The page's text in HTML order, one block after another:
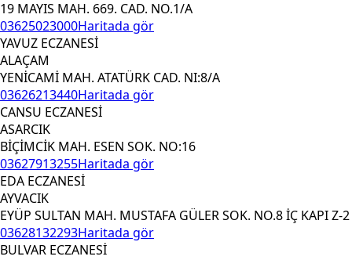
19 MAYIS MAH. 669. CAD. NO.1/A
03625023000Haritada gör
YAVUZ ECZANESİ
ALAÇAM
YENİCAMİ MAH. ATATÜRK CAD. NI:8/A
03626213440Haritada gör
CANSU ECZANESİ
ASARCIK
BİÇİMCİK MAH. ESEN SOK. NO:16
03627913255Haritada gör
EDA ECZANESİ
AYVACIK
EYÜP SULTAN MAH. MUSTAFA GÜLER SOK. NO.8 İÇ KAPI Z-2
03628132293Haritada gör
BULVAR ECZANESİ